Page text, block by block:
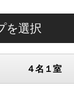
を選択
４名１室